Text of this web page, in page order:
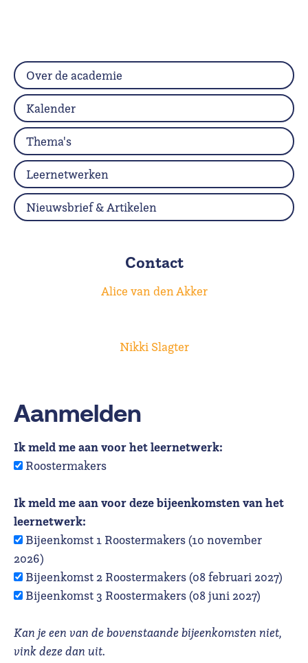
Aanmelden
Ik meld me aan voor het leernetwerk:
Roostermakers
Ik meld me aan voor deze bijeenkomsten van het
leernetwerk:
Bijeenkomst 1 Roostermakers (10 november
2026)
Bijeenkomst 2 Roostermakers (08 februari 2027)
Bijeenkomst 3 Roostermakers (08 juni 2027)
Kan je een van de bovenstaande bijeenkomsten niet,
vink deze dan uit.
Over de academie
Kalender
Thema's
Leernetwerken
Nieuwsbrief & Artikelen
Contact
Alice van den Akker
Nikki Slagter